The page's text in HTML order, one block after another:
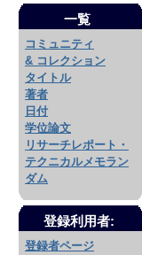
一覧
コミュニティ
& コレクション
タイトル
著者
日付
学位論文
リサーチレポート・
テクニカルメモラン
ダム
登録利用者:
登録者ページ